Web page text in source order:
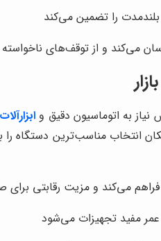
را تضمین می‌کند
می‌کند و از توقف‌های
ابزارآلات
انتخاب مناسب‌ترین دستگاه
می‌کند و مزیت رقابتی برای
مفید تجهیزات می‌شود